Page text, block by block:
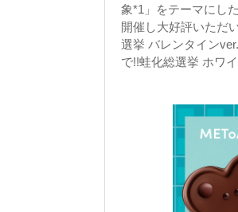
象*1」をテーマにし
開催し大好評いただ
選挙 バレンタイン
で!!蛙化総選挙 ホワ